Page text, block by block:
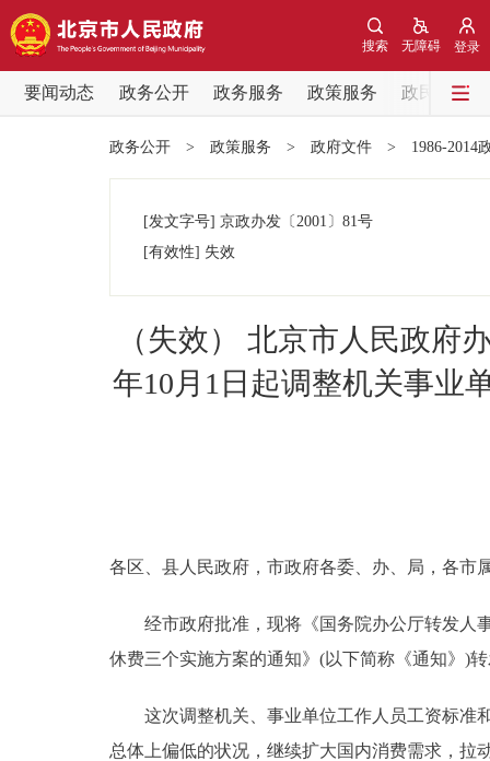
登录
无障碍
搜索
要闻动态 政务公开 政务服务 政策服务
政民互动
党中央精神
政务公开
个人服务
便民服务
政务公开 > 政策服务 > 政府文件 > 1986-2014
[发文字号] 京政办发 〔2001〕 81号
[有效性] 失效
（失效） 北京市人民政府
年10月1日起调整机关事业
各区、县人民政府，市政府各委、办、局，各市
经市政府批准，现将《国务院办公厅转发人事
休费三个实施方案的通知》(以下简称《通知》)
这次调整机关、事业单位工作人员工资标准和
总体上偏低的状况，继续扩大国内消费需求，拉